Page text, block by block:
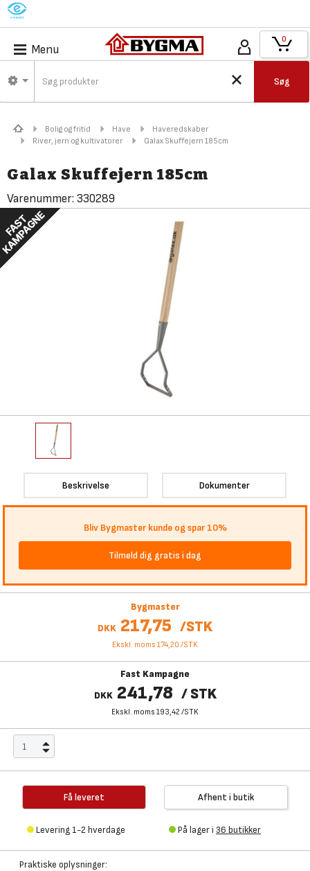
M
Menu
Søg
0
Bolig og fritid Have
Haveredskaber
River, jern og kultivatorer
Galax Skuffejern 185cm
Galax Skuffejern 185cm
Varenummer: 330289
Beskrivelse Dokumenter
Bliv Bygmaster kunde og spar 10%
Tilmeld dig gratis i dag
Bygmaster
DKK 217,75 /STK
Ekskl. moms 174,20 /STK
Fast Kampagne
DKK 241,78 / STK
Ekskl. moms 193,42 /STK
Få leveret
Levering 1-2 hverdage
Afhent i butik
På lager i 36 butikker
Praktiske oplysninger: